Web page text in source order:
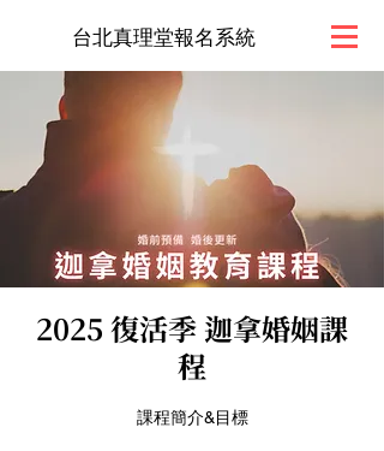
台北真理堂報名系統
2025 復活季 迦拿婚姻課
程
課程簡介&目標